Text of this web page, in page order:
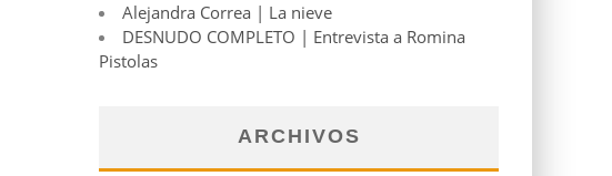
Alejandra Correa | La nieve
DESNUDO COMPLETO | Entrevista a Romina
Pistolas
ARCHIVOS